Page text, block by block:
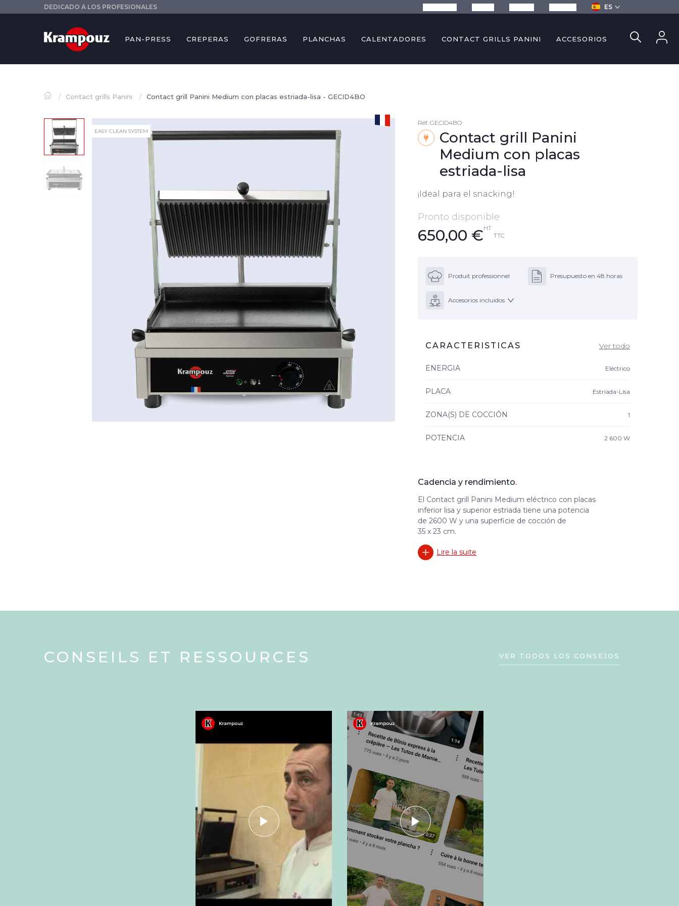
DEDICADO A LOS PROFESIONALES ES
PAN-PRESS CREPERAS GOFRERAS PLANCHAS CALENTADORES CONTACT GRILLS PANINI ACCESORIOS
Contact grills Panini Contact grill Panini Medium con placas estriada-lisa - GECID4BO
EASY CLEAN SYSTEM
Réf. GECID4BO
Contact grill Panini
Medium con placas
estriada-lisa
¡Ideal para el snacking!
Pronto disponible
650,00 €HT
TTC
Produit professionnel Presupuesto en 48 horas
Accesorios incluidos
CARACTERISTICAS Ver todo
ENERGIA Eléctrico
PLACA Estriada-Lisa
ZONA(S) DE COCCIÓN 1
POTENCIA 2 600 W
Cadencia y rendimiento.
El Contact grill Panini Medium eléctrico con placas
inferior lisa y superior estriada tiene una potencia
de 2600 W y una superficie de cocción de
35 x 23 cm.
Lire la suite
CONSEILS ET RESSOURCES VER TODOS LOS CONSEJOS